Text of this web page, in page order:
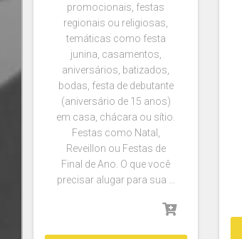
promocionais, festas
regionais ou religiosas,
temáticas como festa
junina, casamentos,
aniversários, batizados,
bodas, festa de debutante
(aniversário de 15 anos)
em casa, chácara ou sítio.
Festas como Natal,
Reveillon ou Festas de
Final de Ano. O que você
precisar alugar para sua …